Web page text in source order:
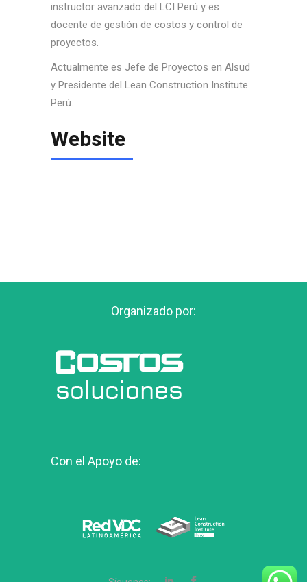
instructor avanzado del LCI Perú y es
docente de gestión de costos y control de
proyectos.
Actualmente es Jefe de Proyectos en Alsud
y Presidente del Lean Construction Institute
Perú.
Website
Organizado por:
Con el Apoyo de: